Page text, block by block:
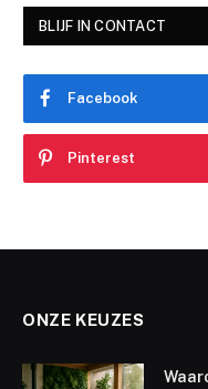
BLIJF IN CONTACT
Facebook
Pinterest
ONZE KEUZES